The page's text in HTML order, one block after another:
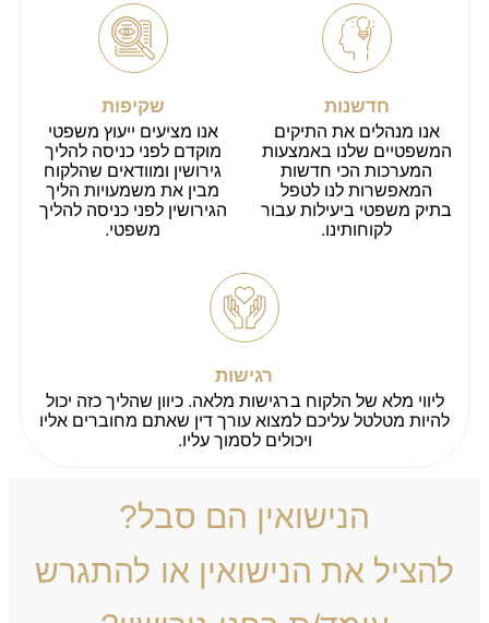
חדשנות
אנו מנהלים את התיקים
המשפטיים שלנו באמצעות
המערכות הכי חדשות
המאפשרות לנו לטפל
בתיק משפטי ביעילות עבור
לקוחותינו.
שקיפות
אנו מציעים ייעוץ משפטי
מוקדם לפני כניסה להליך
גירושין ומוודאים שהלקוח
מבין את משמעויות הליך
הגירושין לפני כניסה להליך
משפטי.
רגישות
ליווי מלא של הלקוח ברגישות מלאה. כיוון שהליך כזה יכול
להיות מטלטל עליכם למצוא עורך דין שאתם מחוברים אליו
ויכולים לסמוך עליו.
הנישואין הם סבל?
להציל את הנישואין או להתגרש